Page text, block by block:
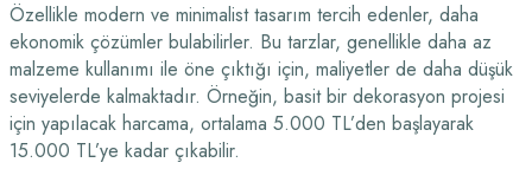
Özellikle modern ve minimalist tasarım tercih edenler, daha
ekonomik çözümler bulabilirler. Bu tarzlar, genellikle daha az
malzeme kullanımı ile öne çıktığı için, maliyetler de daha düşük
seviyelerde kalmaktadır. Örneğin, basit bir dekorasyon projesi
için yapılacak harcama, ortalama 5.000 TL’den başlayarak
15.000 TL’ye kadar çıkabilir.